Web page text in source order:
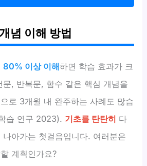
념 이해 방법
80% 이상 이해하면 학습 효과가 크
문, 반복문, 함수 같은 핵심 개념을
로 3개월 내 완주하는 사례도 많습
습 연구 2023). 기초를 탄탄히 다
아가는 첫걸음입니다. 여러분은
계획인가요?